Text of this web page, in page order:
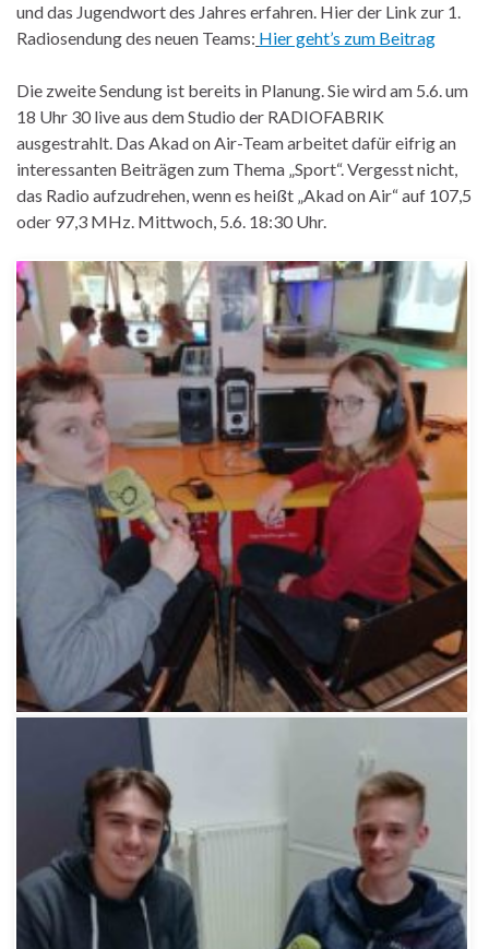
und das Jugendwort des Jahres erfahren. Hier der Link zur 1.
Radiosendung des neuen Teams: Hier geht’s zum Beitrag
Die zweite Sendung ist bereits in Planung. Sie wird am 5.6. um
18 Uhr 30 live aus dem Studio der RADIOFABRIK
ausgestrahlt. Das Akad on Air-Team arbeitet dafür eifrig an
interessanten Beiträgen zum Thema „Sport“. Vergesst nicht,
das Radio aufzudrehen, wenn es heißt „Akad on Air“ auf 107,5
oder 97,3 MHz. Mittwoch, 5.6. 18:30 Uhr.